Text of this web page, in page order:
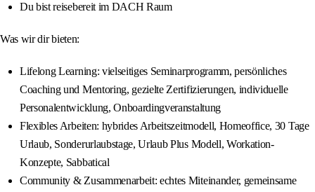
Du bist reisebereit im DACH Raum
Was wir dir bieten:
Lifelong Learning: vielseitiges Seminarprogramm, persönliches
Coaching und Mentoring, gezielte Zertifizierungen, individuelle
Personalentwicklung, Onboardingveranstaltung
Flexibles Arbeiten: hybrides Arbeitszeitmodell, Homeoffice, 30 Tage
Urlaub, Sonderurlaubstage, Urlaub Plus Modell, Workation-
Konzepte, Sabbatical
Community & Zusammenarbeit: echtes Miteinander, gemeinsame